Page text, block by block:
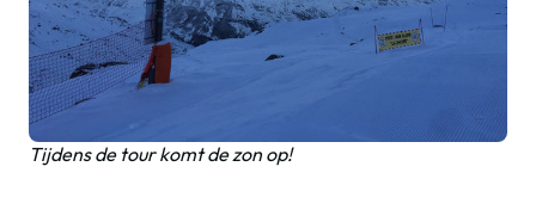
Tijdens de tour komt de zon op!